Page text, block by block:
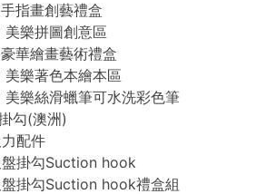
指畫創藝禮盒
樂拼圖創意區
華繪畫藝術禮盒
樂著色本繪本區
樂絲滑蠟筆可水洗彩色筆
勾(澳洲)
配件
掛勾Suction hook
掛勾Suction hook禮盒組